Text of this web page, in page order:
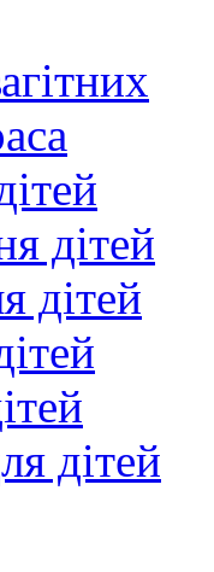
дітей
дітей
дітей